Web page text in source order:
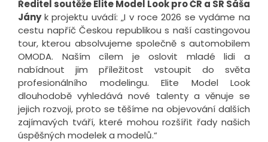
Ředitel soutěže Elite Model Look pro ČR a SR Sáša
Jányk projektu uvádí: „I v roce 2026 se vydáme na
cestu napříč Českou republikou s naší castingovou
tour, kterou absolvujeme společně s automobilem
OMODA. Naším cílem je oslovit mladé lidi a
nabídnout jim příležitost vstoupit do světa
profesionálního modelingu. Elite Model Look
dlouhodobě vyhledává nové talenty a věnuje se
jejich rozvoji, proto se těšíme na objevování dalších
zajímavých tváří, které mohou rozšířit řady našich
úspěšných modelek a modelů.“